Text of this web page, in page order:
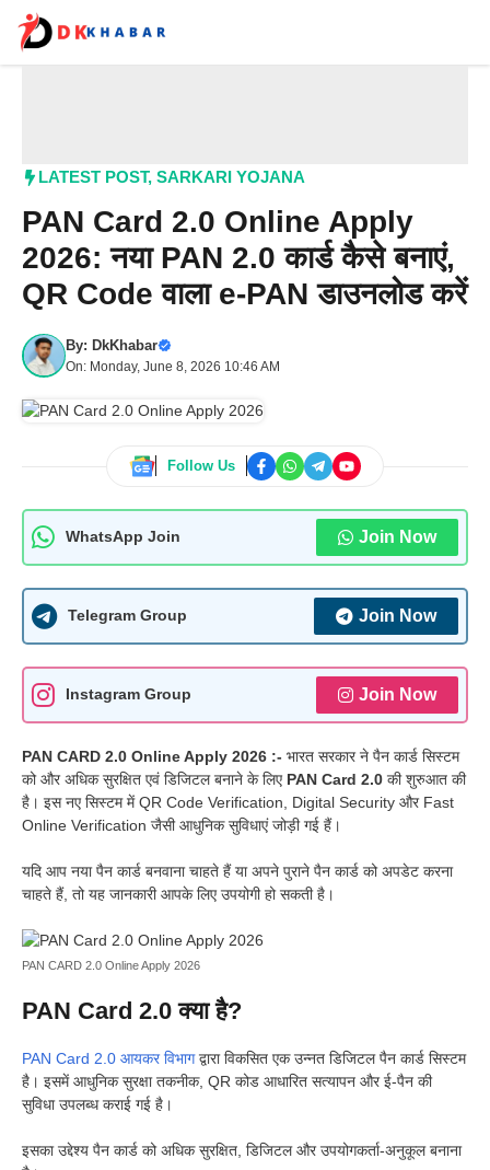
content
LATEST POST, SARKARI YOJANA
PAN Card 2.0 Online Apply
2026: नया PAN 2.0 कार्ड कैसे बनाएं,
QR Code वाला e-PAN डाउनलोड करें
By: DkKhabar
On: Monday, June 8, 2026 10:46 AM
Follow Us
WhatsApp Join Join Now
Telegram Group Join Now
Instagram Group Join Now
PAN CARD 2.0 Online Apply 2026 :- भारत सरकार ने पैन कार्ड सिस्टम
को और अधिक सुरक्षित एवं डिजिटल बनाने के लिए PAN Card 2.0 की शुरुआत की
है। इस नए सिस्टम में QR Code Verification, Digital Security और Fast
Online Verification जैसी आधुनिक सुविधाएं जोड़ी गई हैं।
यदि आप नया पैन कार्ड बनवाना चाहते हैं या अपने पुराने पैन कार्ड को अपडेट करना
चाहते हैं, तो यह जानकारी आपके लिए उपयोगी हो सकती है।
PAN CARD 2.0 Online Apply 2026
PAN Card 2.0 क्या है?
PAN Card 2.0 आयकर विभागद्वारा विकसित एक उन्नत डिजिटल पैन कार्ड सिस्टम
है। इसमें आधुनिक सुरक्षा तकनीक, QR कोड आधारित सत्यापन और ई-पैन की
सुविधा उपलब्ध कराई गई है।
इसका उद्देश्य पैन कार्ड को अधिक सुरक्षित, डिजिटल और उपयोगकर्ता-अनुकूल बनाना